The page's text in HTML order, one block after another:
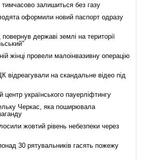
залишиться без газу
оформили новий паспорт одразу
державі землі на території
жінці провели малоінвазивну операцію
відреагували на скандальне відео під
українського пауерліфтингу
Черкас, яка поширювала
жовтий рівень небезпеки через
30 рятувальників гасять пожежу